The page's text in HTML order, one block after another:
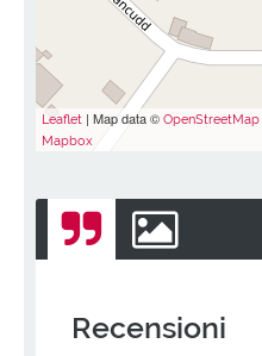
Leaflet | Map data © OpenStreetMap
Mapbox
Recensioni